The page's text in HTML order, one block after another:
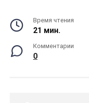
Время чтения
21 мин.
Комментарии
0